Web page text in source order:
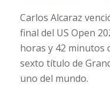
Carlos Alcaraz
final del US Open
horas y 42 minutos
sexto título de
uno del mundo.